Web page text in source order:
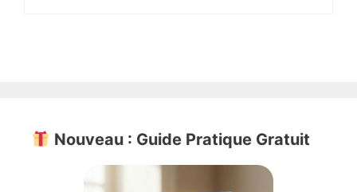
Nouveau : Guide Pratique Gratuit